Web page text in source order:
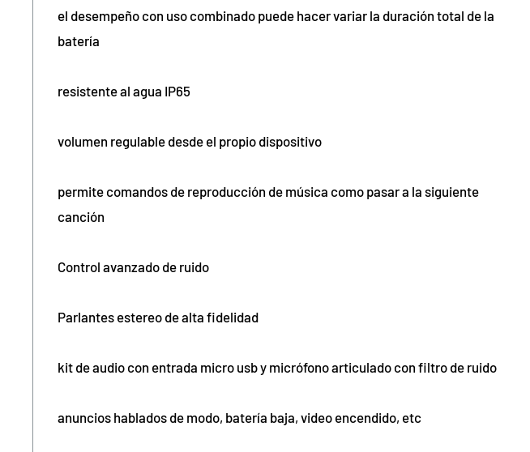
el desempeño con uso combinado puede hacer variar la duración total de la
batería
resistente al agua IP65
volumen regulable desde el propio dispositivo
permite comandos de reproducción de música como pasar a la siguiente
canción
Control avanzado de ruido
Parlantes estereo de alta fidelidad
kit de audio con entrada micro usb y micrófono articulado con filtro de ruido
anuncios hablados de modo, batería baja, video encendido, etc